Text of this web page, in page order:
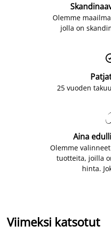
Olemme
jolla on
25 vuoden
Aina
Olemme
tuotteita, joilla
hinta.
Viimeksi katsotut